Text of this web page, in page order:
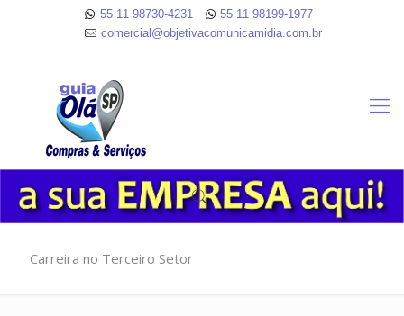
55 11 98730-4231
55 11 98199-1977
comercial@objetivacomunicamidia.com.br
Carreira no Terceiro Setor